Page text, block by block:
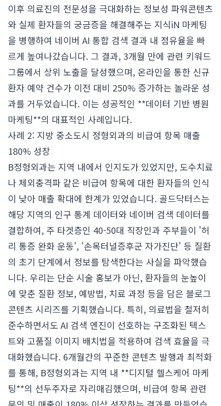
이후 의료진의 전문성을 극대화하는 정보성 파워콘텐츠
와 실제 환자들의 궁금증을 해결해주는 지식iN 마케팅
을 병행하여 네이버 AI 통합 검색 결과 내 점유율을 빠
르게 높여나갔습니다. 그 결과, 3개월 만에 관련 키워드
그룹에서 상위 노출을 달성했으며, 온라인을 통한 신규
환자 예약 건수가 이전 대비 250% 증가하는 놀라운 성
과를 거두었습니다. 이는 성공적인 **데이터 기반 병원
마케팅**의 대표적인 사례입니다.
사례 2: 지방 중소도시 정형외과의 비급여 항목 매출
180% 성장
B정형외과는 지역 내에서 인지도가 있었지만, 도수치료
나 체외충격파 같은 비급여 항목에 대한 환자들의 인식
이 낮아 매출 확대에 한계가 있었습니다. 골드닥터스는
해당 지역의 인구 통계 데이터와 네이버 검색 데이터를
결합하여, 주 타겟층인 40-50대 직장인과 주부들이 '허
리 통증 완화 운동', '손목터널증후군 자가진단' 등 질환
의 초기 단계에서 정보를 탐색한다는 사실을 파악했습
니다. 우리는 단순 시술 홍보가 아닌, 환자들의 눈높이
에 맞춘 질환 정보, 예방법, 치료 과정 등을 담은 블로그
콘텐츠 시리즈를 기획했습니다. 특히, 의료법을 철저히
준수하면서도 AI 검색 엔진이 선호하는 구조화된 텍스
트와 고품질 이미지 배치법을 적용하여 검색 효율을 극
대화했습니다. 6개월간의 꾸준한 콘텐츠 발행과 최적화
를 통해, B정형외과는 지역 내 **디지털 헬스케어 마케
팅**의 선두주자로 자리매김했으며, 비급여 항목 관련